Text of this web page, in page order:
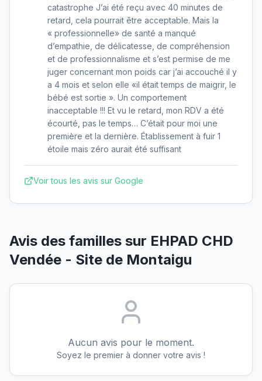
catastrophe J’ai été reçu avec 40 minutes de
retard, cela pourrait être acceptable. Mais la
« professionnelle» de santé a manqué
d’empathie, de délicatesse, de compréhension
et de professionnalisme et s’est permise de me
juger concernant mon poids car j’ai accouché il y
a 4 mois et selon elle «il était temps de maigrir, le
bébé est sortie ». Un comportement
inacceptable !!! Et vu le retard, mon RDV a été
écourté, pas le temps… C’était pour moi une
première et la dernière. Établissement à fuir 1
étoile mais zéro aurait été suffisant
Voir tous les avis sur Google
Avis des familles sur EHPAD CHD
Vendée - Site de Montaigu
Aucun avis pour le moment.
Soyez le premier à donner votre avis !